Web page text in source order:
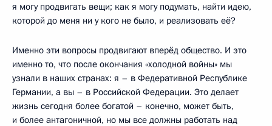
я могу продвигать вещи; как я могу подумать, найти идею,
которой до меня ни у кого не было, и реализовать её?
Именно эти вопросы продвигают вперёд общество. И это
именно то, что после окончания «холодной войны» мы
узнали в наших странах: я – в Федеративной Республике
Германии, а вы – в Российской Федерации. Это делает
жизнь сегодня более богатой – конечно, может быть,
и более антагоничной, но мы все должны работать над